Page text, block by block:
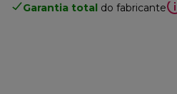
Garantia total do fabricante